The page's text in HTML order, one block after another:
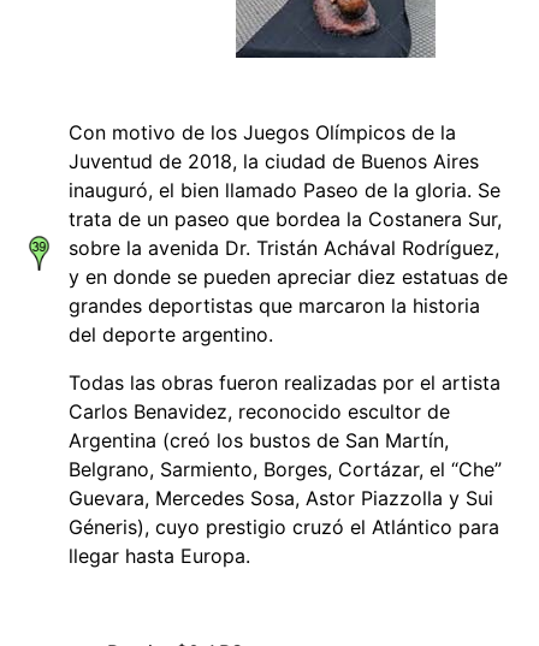
Con motivo de los Juegos Olímpicos de la
Juventud de 2018, la ciudad de Buenos Aires
inauguró, el bien llamado Paseo de la gloria. Se
trata de un paseo que bordea la Costanera Sur,
sobre la avenida Dr. Tristán Achával Rodríguez,
y en donde se pueden apreciar diez estatuas de
grandes deportistas que marcaron la historia
del deporte argentino.
Todas las obras fueron realizadas por el artista
Carlos Benavidez, reconocido escultor de
Argentina (creó los bustos de San Martín,
Belgrano, Sarmiento, Borges, Cortázar, el “Che”
Guevara, Mercedes Sosa, Astor Piazzolla y Sui
Géneris), cuyo prestigio cruzó el Atlántico para
llegar hasta Europa.